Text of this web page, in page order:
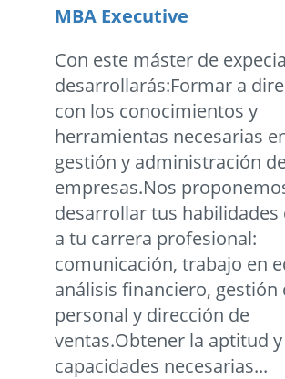
MBA Executive
Con este máster de
desarrollarás:Formar a
con los conocimientos y
herramientas necesarias
gestión y administración
empresas.Nos
desarrollar tus habilidades
a tu carrera profesional:
comunicación, trabajo en
análisis financiero, gestión
personal y dirección de
ventas.Obtener la aptitud y
capacidades necesarias...